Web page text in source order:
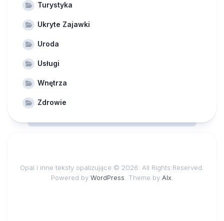
Turystyka
Ukryte Zajawki
Uroda
Usługi
Wnętrza
Zdrowie
Opal i inne teksty opalizujące © 2026. All Rights Reserved.
Powered by WordPress . Theme by Alx